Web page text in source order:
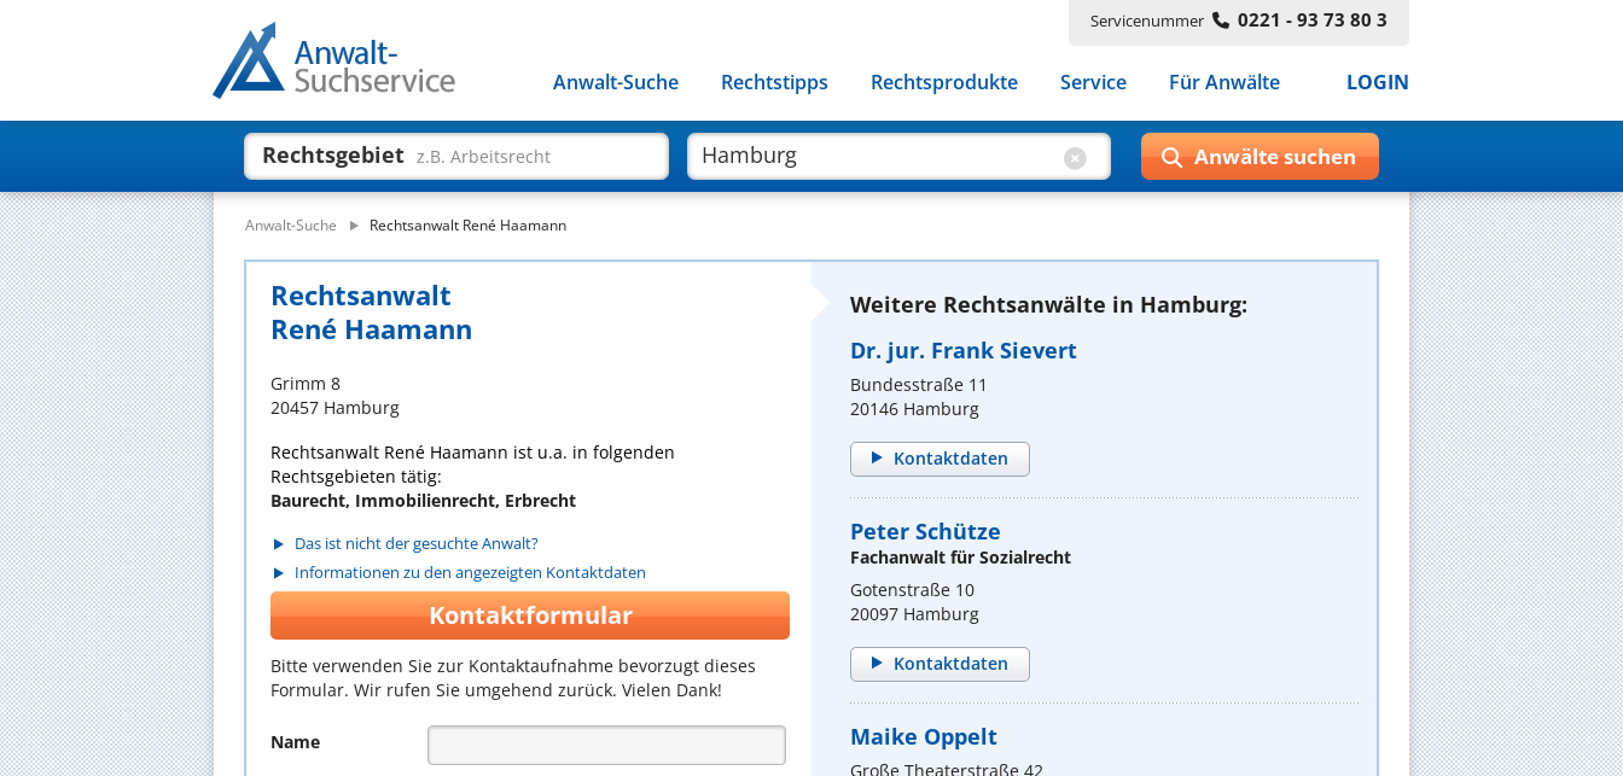
Servicenummer 0221 - 93 73 80 3
Anwalt-Suche Rechtstipps Rechtsprodukte Service Für Anwälte LOGIN
Rechtsgebiet z.B. Arbeitsrecht
Anwalt-Suche Rechtsanwalt René Haamann
Rechtsanwalt
René Haamann
Grimm 8
20457 Hamburg
Rechtsanwalt René Haamann ist u.a. in folgenden
Rechtsgebieten tätig:
Baurecht, Immobilienrecht, Erbrecht
Das ist nicht der gesuchte Anwalt?
Informationen zu den angezeigten Kontaktdaten
Kontaktformular
Bitte verwenden Sie zur Kontaktaufnahme bevorzugt dieses
Formular. Wir rufen Sie umgehend zurück. Vielen Dank!
Name
Weitere Rechtsanwälte in Hamburg:
Dr. jur. Frank Sievert
Bundesstraße 11
20146 Hamburg
Kontaktdaten
Peter Schütze
Fachanwalt für Sozialrecht
Gotenstraße 10
20097 Hamburg
Kontaktdaten
Maike Oppelt
Große Theaterstraße 42